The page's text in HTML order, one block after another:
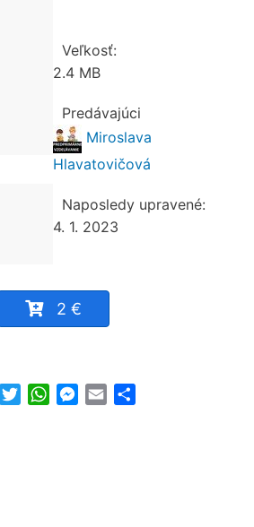
Veľkosť:
2.4 MB
Predávajúci
Miroslava
Hlavatovičová
Naposledy upravené:
4. 1. 2023
2 €
FacebookTwitterWhatsApp
Messenger
Email